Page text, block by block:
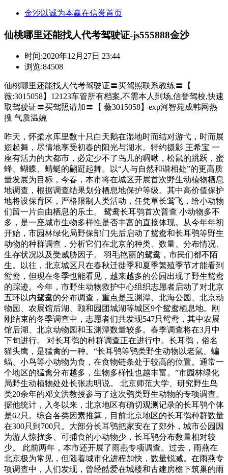
金沙以诚为本赢在信誉首页
仙桃哪里还能找人代考驾驶证-js555888金沙
时间:2020年12月27日 23:44
浏览:84508
仙桃哪里还能找人代考驾驶证〓买驾照联系教练〓【
薇:3015058】12123车管所有档案,不需本人到场,信誉驾校,快速
取驾驶证〓买驾照请加〓【 薇3015058】exp河智苑成韩网热
搜 气质温婉
昨天，怀柔水库里数十只白天鹅在湿地时而结对游弋，时而展
翅起舞，尽情地享受初春的阳光与湖水。特约摄影 王希宝 一
座有活力的大都市，必定少不了鸟儿的啁啾，松鼠的跳跃，蜜
蜂、蝴蝶、蜻蜓的翩跹起舞。以“人与自然和谐相处”的更高质
量发展为目标，今春，本市将在城区开展首次野生动植物栖息
地调查，根据调查结果划分栖息地保护等级。其中高价值保护
地将设保育区，严格限制人类活动，任凭草长莺飞，给小动物
们留一片自由栖息的乐土。 鸳鸯长耳鸮首次普查 小动物多不
多，是一座城市生物多样性是否丰富的直接体现。从今年年初
开始，市园林绿化局野保部门先后启动了鸳鸯和长耳鸮等野生
动物的种群调查，分析它们在北京的种类、数量、分布情况、
生存状况以及受威胁因子。 羽毛艳丽的鸳鸯，市民们都不陌
生。以往，北京城区只在春秋迁徙季和夏季繁殖季节才能看到
鸳鸯，但现在冬季也能看见，越来越多的公园出现了野生鸳鸯
的踪迹。今年，市野生动物救护中心组织志愿者启动了对北京
五环以内鸳鸯的分布调查，重点是玉渊潭、北海公园、北京动
物园、农展馆后湖、颐和园团城湖等城区9个鸳鸯栖息地。刚
刚结束的冬季调查中，志愿者们共发现547只鸳鸯，其中农展
馆后湖、北京动物园和玉渊潭数量较多。春季调查将在3月中
下旬进行。 对长耳鸮的种群调查正在进行中。长耳鸮，俗名
猫头鹰，是猛禽的一种。“长耳鸮等鸮类野生动物以老鼠、蝙
蝠、小鸟等小动物为食，在食物链条处于较高的位置。通常一
个地区的猛禽分布越多，生物多样性也越丰富。”市园林绿化
局野生动植物处处长张志明说。 北京师范大学、研究野生鸟
类20余年的邓文洪教授参与了这次鸮类野生动物的专项调查。
据他统计，入冬以来，北京地区有确切观测记录的长耳鸮个体
是62只。综合各类因素推算，目前北京地区的长耳鸮种群数量
在300只到700只。大部分长耳鸮把家安在了郊外，城市公园因
为游人惊扰多、可捕食的小动物少，长耳鸮分布数量相对较
少。 此前两年，本市还开展了雨燕专项调查。过去，雨燕在
北京极为常见，但随着城市化进程加快，数量锐减。在雨燕专
项调查中，人们发现，曾经酷爱在城楼和古建房檐下筑巢的雨